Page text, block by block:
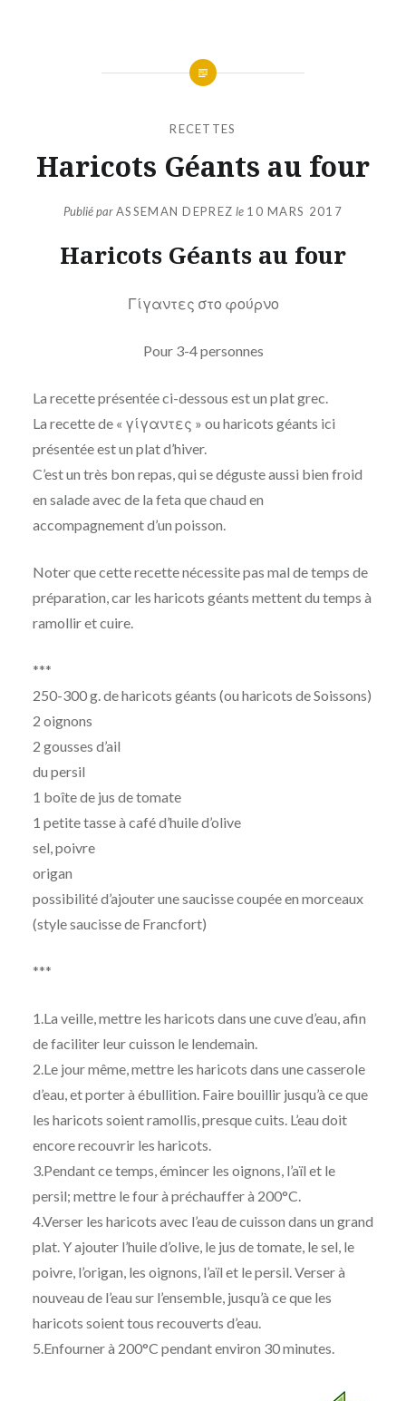
RECETTES
Haricots Géants au four
Publié parASSEMAN DEPREZ le 10 MARS 2017
Haricots Géants au four
Γίγαντες στο φούρνο
Pour 3-4 personnes
La recette présentée ci-dessous est un plat grec.
La recette de « γίγαντες » ou haricots géants ici
présentée est un plat d’hiver.
C’est un très bon repas, qui se déguste aussi bien froid
en salade avec de la feta que chaud en
accompagnement d’un poisson.
Noter que cette recette nécessite pas mal de temps de
préparation, car les haricots géants mettent du temps à
ramollir et cuire.
***
250-300 g. de haricots géants (ou haricots de Soissons)
2 oignons
2 gousses d’ail
du persil
1 boîte de jus de tomate
1 petite tasse à café d’huile d’olive
sel, poivre
origan
possibilité d’ajouter une saucisse coupée en morceaux
(style saucisse de Francfort)
***
1.La veille, mettre les haricots dans une cuve d’eau, afin
de faciliter leur cuisson le lendemain.
2.Le jour même, mettre les haricots dans une casserole
d’eau, et porter à ébullition. Faire bouillir jusqu’à ce que
les haricots soient ramollis, presque cuits. L’eau doit
encore recouvrir les haricots.
3.Pendant ce temps, émincer les oignons, l’aïl et le
persil; mettre le four à préchauffer à 200°C.
4.Verser les haricots avec l’eau de cuisson dans un grand
plat. Y ajouter l’huile d’olive, le jus de tomate, le sel, le
poivre, l’origan, les oignons, l’aïl et le persil. Verser à
nouveau de l’eau sur l’ensemble, jusqu’à ce que les
haricots soient tous recouverts d’eau.
5.Enfourner à 200°C pendant environ 30 minutes.